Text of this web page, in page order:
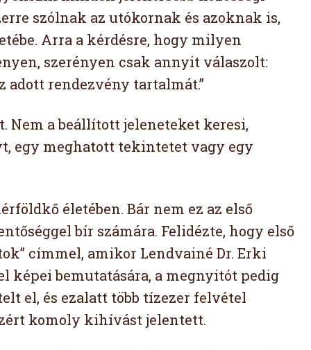
szólnak az utókornak és azoknak is,
Arra a kérdésre, hogy milyen
szerényen csak annyit válaszolt:
rendezvény tartalmát.”
Nem a beállított jeleneteket keresi,
egy meghatott tekintetet vagy egy
életében. Bár nem ez az első
bír számára. Felidézte, hogy első
címmel, amikor Lendvainé Dr. Erki
képei bemutatására, a megnyitót pedig
el, és ezalatt több tízezer felvétel
komoly kihívást jelentett.